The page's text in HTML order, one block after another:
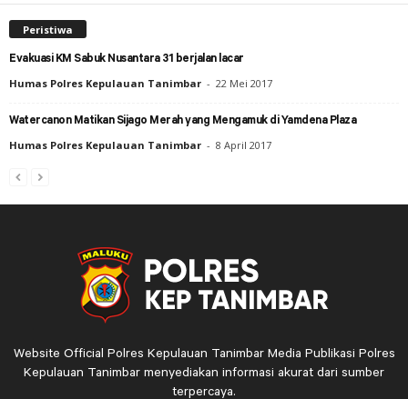
Peristiwa
Evakuasi KM Sabuk Nusantara 31 berjalan lacar
Humas Polres Kepulauan Tanimbar - 22 Mei 2017
Watercanon Matikan Sijago Merah yang Mengamuk di Yamdena Plaza
Humas Polres Kepulauan Tanimbar - 8 April 2017
Website Official Polres Kepulauan Tanimbar Media Publikasi Polres
Kepulauan Tanimbar menyediakan informasi akurat dari sumber
terpercaya.